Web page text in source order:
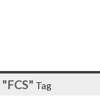
"FCS" Tag